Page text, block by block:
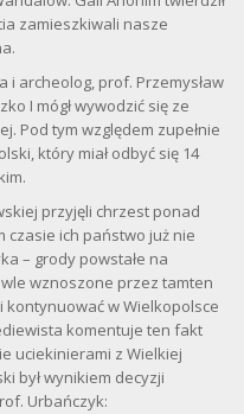
zamieszkiwali nasze
i archeolog, prof. Przemysław
I mógł wywodzić się ze
Pod tym względem zupełnie
który miał odbyć się 14
przyjęli chrzest ponad
czasie ich państwo już nie
– grody powstałe na
wznoszone przez tamten
kontynuować w Wielkopolsce
komentuje ten fakt
uciekinierami z Wielkiej
był wynikiem decyzji
Urbańczyk: